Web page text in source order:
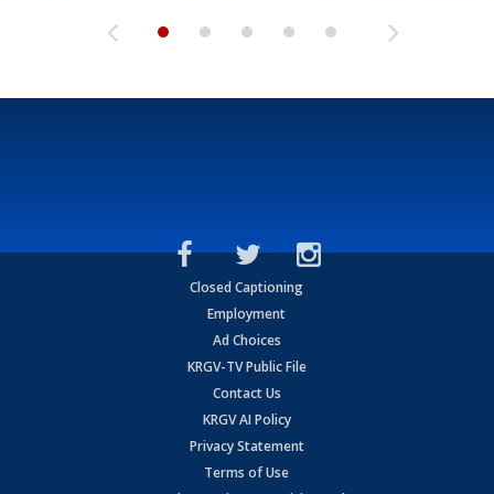
Closed Captioning
Employment
Ad Choices
KRGV-TV Public File
Contact Us
KRGV AI Policy
Privacy Statement
Terms of Use